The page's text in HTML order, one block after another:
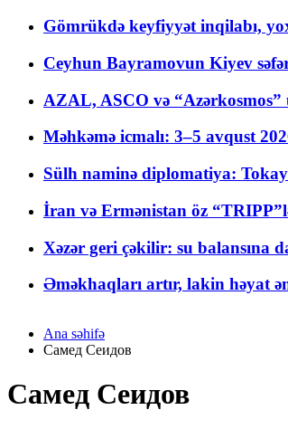
Gömrükdə keyfiyyət inqilabı,
Ceyhun Bayramovun Kiyev
AZAL, ASCO və
Məhkəmə icmalı: 3–5 avqust
Sülh naminə diplomatiya:
İran və Ermənistan öz
Xəzər geri çəkilir: su balansına
Əməkhaqları artır, lakin həyat
Ana səhifə
Самед Сеидов
Самед Сеидов